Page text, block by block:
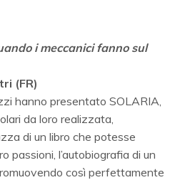
i meccanici fanno sul
(FR)
hanno presentato SOLARIA,
da loro realizzata,
di un libro che potesse
passioni, l’autobiografia di un
così perfettamente